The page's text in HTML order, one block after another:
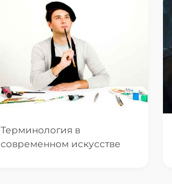
Терминология в
современном искусстве